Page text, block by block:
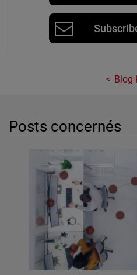
Blog
Posts concernés